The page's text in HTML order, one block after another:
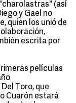
(así
y Gael no
quien los unió de
escrita por
películas
Toro, que
Cuarón estará